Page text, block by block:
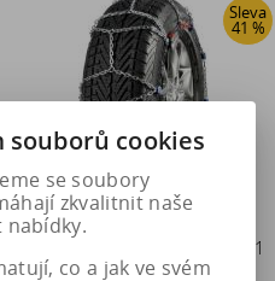
Sleva
41 %
Pewag Sněhové řetězy RSV 81
SERVO SUV
souborů cookies
se soubory
zkvalitnit naše
nabídky.
co a jak ve svém